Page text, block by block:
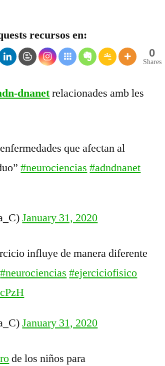
de
neurociències
recursos en:
0
Shares
dnanetrelacionades amb les
que afectan al
#neurociencias #adndnanet
January 31, 2020
influye de manera diferente
#neurociencias #ejerciciofisico
January 31, 2020
de los niños para